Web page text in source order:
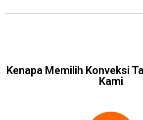
Kenapa Memilih Konveksi
Kami